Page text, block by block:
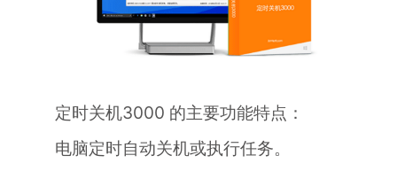
定时关机3000 的主要功能特点：
电脑定时自动关机或执行任务。